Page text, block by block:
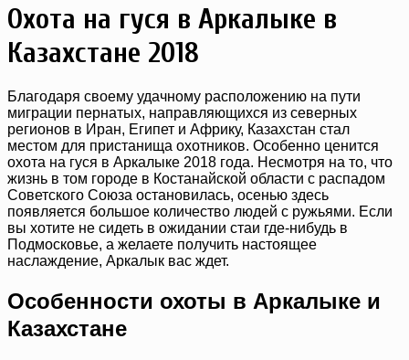
Охота на гуся в Аркалыке в
Казахстане 2018
Благодаря своему удачному расположению на пути
миграции пернатых, направляющихся из северных
регионов в Иран, Египет и Африку, Казахстан стал
местом для пристанища охотников. Особенно ценится
охота на гуся в Аркалыке 2018 года. Несмотря на то, что
жизнь в том городе в Костанайской области с распадом
Советского Союза остановилась, осенью здесь
появляется большое количество людей с ружьями. Если
вы хотите не сидеть в ожидании стаи где-нибудь в
Подмосковье, а желаете получить настоящее
наслаждение, Аркалык вас ждет.
Особенности охоты в Аркалыке и
Казахстане